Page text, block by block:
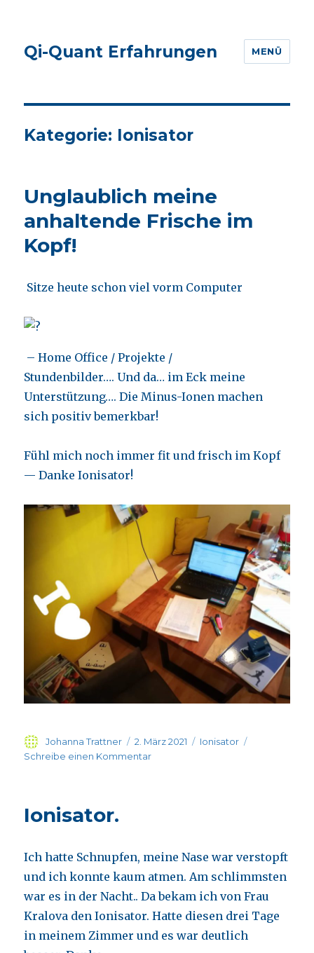
Qi-Quant Erfahrungen MENÜ
Kategorie: Ionisator
Unglaublich meine
anhaltende Frische im
Kopf!
Sitze heute schon viel vorm Computer
– Home Office / Projekte /
Stundenbilder…. Und da… im Eck meine
Unterstützung…. Die Minus-Ionen machen
sich positiv bemerkbar!
Fühl mich noch immer fit und frisch im Kopf
— Danke Ionisator!
Autor
Johanna Trattner
Veröffentlicht
am
2. März 2021 Kategorien
Ionisator
Schreibe einen Kommentarzu
Ionisator.
Ich hatte Schnupfen, meine Nase war verstopft
und ich konnte kaum atmen. Am schlimmsten
war es in der Nacht.. Da bekam ich von Frau
Kralova den Ionisator. Hatte diesen drei Tage
in meinem Zimmer und es war deutlich